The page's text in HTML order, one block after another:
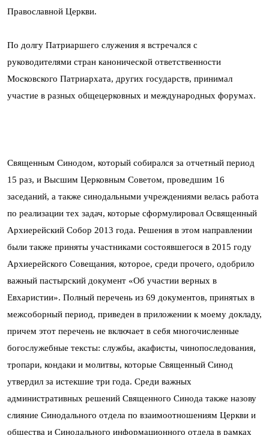
Православной Церкви.
По долгу Патриаршего служения я встречался с
руководителями стран канонической ответственности
Московского Патриархата, других государств, принимал
участие в разных общецерковных и международных форумах.
Священным Синодом, который собирался за отчетный период
15 раз, и Высшим Церковным Советом, проведшим 16
заседаний, а также синодальными учреждениями велась работа
по реализации тех задач, которые сформулировал Освященный
Архиерейский Собор 2013 года. Решения в этом направлении
были также приняты участниками состоявшегося в 2015 году
Архиерейского Совещания, которое, среди прочего, одобрило
важный пастырский документ «Об участии верных в
Евхаристии». Полный перечень из 69 документов, принятых в
межсоборный период, приведен в приложении к моему докладу,
причем этот перечень не включает в себя многочисленные
богослужебные тексты: службы, акафисты, чинопоследования,
тропари, кондаки и молитвы, которые Священный Синод
утвердил за истекшие три года. Среди важных
административных решений Священного Синода также назову
слияние Синодального отдела по взаимоотношениям Церкви и
общества и Синодального информационного отдела в рамках